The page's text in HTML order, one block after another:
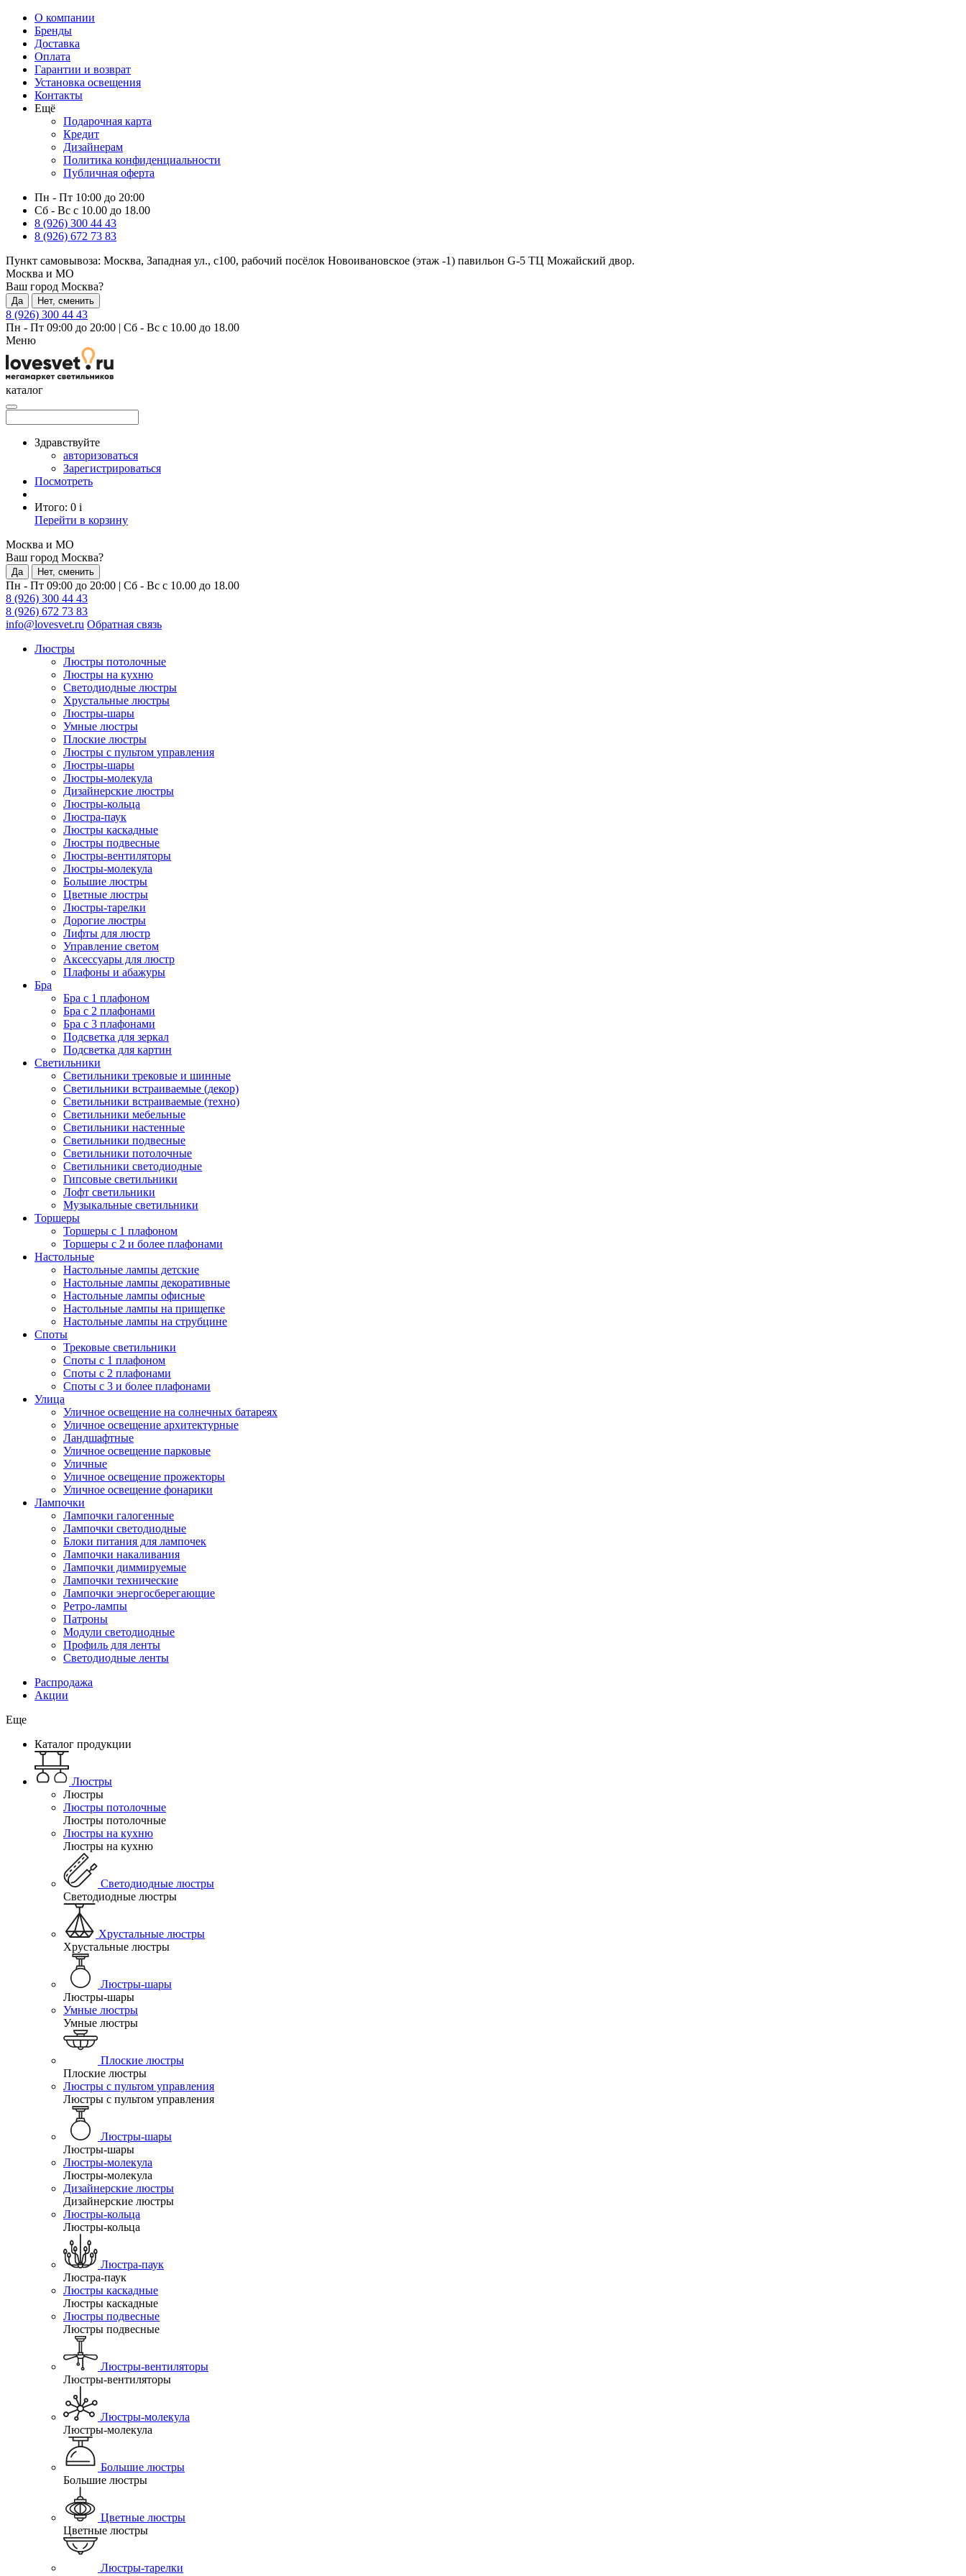
О компании
Бренды
Доставка
Оплата
Гарантии и возврат
Установка освещения
Контакты
Ещё
Подарочная карта
Кредит
Дизайнерам
Политика конфиденциальности
Публичная оферта
Пн - Пт 10:00 до 20:00
Сб - Вс с 10.00 до 18.00
8 (926) 300 44 43
8 (926) 672 73 83
Пункт самовывоза: Москва, Западная ул., с100, рабочий посёлок Новоивановское (этаж -1) павильон G-5 ТЦ Можайский двор.
Москва и МО
Ваш город Москва?
Да Нет, сменить
8 (926) 300 44 43
Пн - Пт 09:00 до 20:00 | Сб - Вс с 10.00 до 18.00
Меню
каталог
Здравствуйте
авторизоваться
Зарегистрироваться
Посмотреть
Итого: 0 i
Перейти в корзину
Москва и МО
Ваш город Москва?
Да Нет, сменить
Пн - Пт 09:00 до 20:00 | Сб - Вс с 10.00 до 18.00
8 (926) 300 44 43
8 (926) 672 73 83
info@lovesvet.ru Обратная связь
Люстры
Люстры потолочные
Люстры на кухню
Светодиодные люстры
Хрустальные люстры
Люстры-шары
Умные люстры
Плоские люстры
Люстры с пультом управления
Люстры-шары
Люстры-молекула
Дизайнерские люстры
Люстры-кольца
Люстра-паук
Люстры каскадные
Люстры подвесные
Люстры-вентиляторы
Люстры-молекула
Большие люстры
Цветные люстры
Люстры-тарелки
Дорогие люстры
Лифты для люстр
Управление светом
Аксессуары для люстр
Плафоны и абажуры
Бра
Бра с 1 плафоном
Бра с 2 плафонами
Бра с 3 плафонами
Подсветка для зеркал
Подсветка для картин
Светильники
Светильники трековые и шинные
Светильники встраиваемые (декор)
Светильники встраиваемые (техно)
Светильники мебельные
Светильники настенные
Светильники подвесные
Светильники потолочные
Светильники светодиодные
Гипсовые светильники
Лофт светильники
Музыкальные светильники
Торшеры
Торшеры с 1 плафоном
Торшеры с 2 и более плафонами
Настольные
Настольные лампы детские
Настольные лампы декоративные
Настольные лампы офисные
Настольные лампы на прищепке
Настольные лампы на струбцине
Споты
Трековые светильники
Споты с 1 плафоном
Споты с 2 плафонами
Споты с 3 и более плафонами
Улица
Уличное освещение на солнечных батареях
Уличное освещение архитектурные
Ландшафтные
Уличное освещение парковые
Уличные
Уличное освещение прожекторы
Уличное освещение фонарики
Лампочки
Лампочки галогенные
Лампочки светодиодные
Блоки питания для лампочек
Лампочки накаливания
Лампочки диммируемые
Лампочки технические
Лампочки энергосберегающие
Ретро-лампы
Патроны
Модули светодиодные
Профиль для ленты
Светодиодные ленты
Распродажа
Акции
Еще
Каталог продукции
Люстры
Люстры
Люстры потолочные
Люстры потолочные
Люстры на кухню
Люстры на кухню
Светодиодные люстры
Светодиодные люстры
Хрустальные люстры
Хрустальные люстры
Люстры-шары
Люстры-шары
Умные люстры
Умные люстры
Плоские люстры
Плоские люстры
Люстры с пультом управления
Люстры с пультом управления
Люстры-шары
Люстры-шары
Люстры-молекула
Люстры-молекула
Дизайнерские люстры
Дизайнерские люстры
Люстры-кольца
Люстры-кольца
Люстра-паук
Люстра-паук
Люстры каскадные
Люстры каскадные
Люстры подвесные
Люстры подвесные
Люстры-вентиляторы
Люстры-вентиляторы
Люстры-молекула
Люстры-молекула
Большие люстры
Большие люстры
Цветные люстры
Цветные люстры
Люстры-тарелки